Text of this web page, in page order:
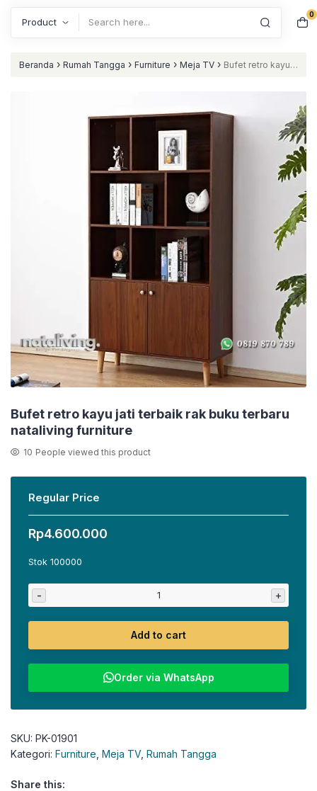
0
Beranda › Rumah Tangga › Furniture › Meja TV › Bufet retro kayu
Bufet retro kayu jati terbaik rak buku terbaru
nataliving furniture
10 People viewed this product
Regular Price
Rp4.600.000
Stok 100000
- +
Add to cart
Order via WhatsApp
SKU: PK-01901
Kategori: Furniture Meja TV, Rumah Tangga
Share this: